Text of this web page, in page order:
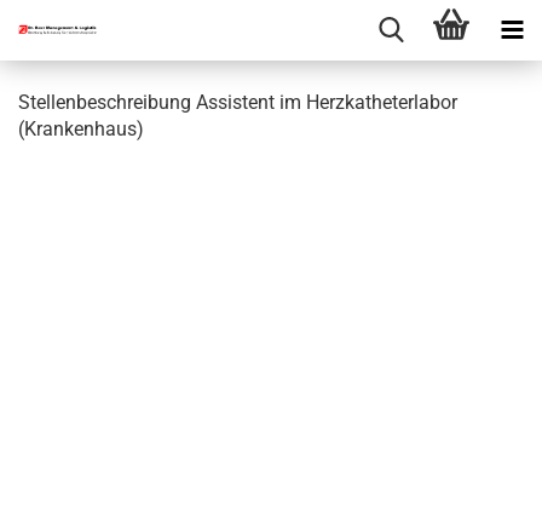
Stellenbeschreibung Assistent im Herzkatheterlabor
(Krankenhaus)